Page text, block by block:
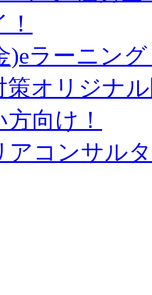
)eラーニン
策オリジナ
向け！
アコンサル